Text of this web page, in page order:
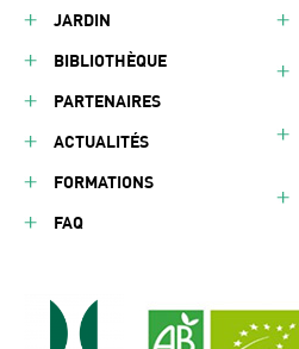
JARDIN
BIBLIOTHÈQUE
PARTENAIRES
ACTUALITÉS
FORMATIONS
FAQ